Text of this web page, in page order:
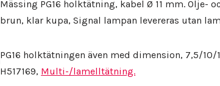
Mässing PG16 holktätning, kabel Ø 11 mm. Olje-
brun, klar kupa, Signal lampan levereras utan
PG16 holktätningen även med dimension, 7,5/
H517169, Multi-/lamelltätning.